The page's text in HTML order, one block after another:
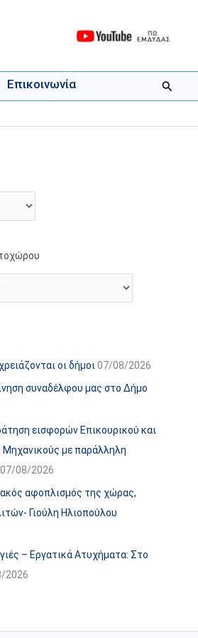
Επικοινωνία
οι δήμοι07/08/2026
συναδέλφου μας στο Δήμο
εισφορών Επικουρικού και
με παράλληλη
07/08/2026
αφοπλισμός της χώρας,
Γιούλη Ηλιοπούλου
– Εργατικά Ατυχήματα: Στο
2026